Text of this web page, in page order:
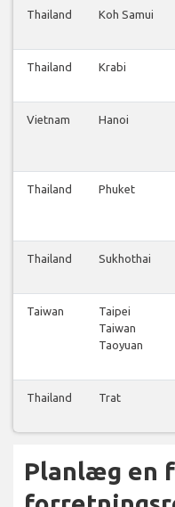
Thailand Koh Samui
Thailand Krabi
Vietnam Hanoi
Thailand Phuket
Thailand Sukhothai
Taiwan
Taipei
Taiwan
Taoyuan
Thailand Trat
Planlæg en